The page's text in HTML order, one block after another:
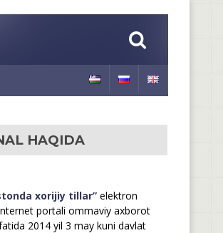
HAQIDA
xorijiy tillar”elektron
portali ommaviy axborot
2014 yil 3 may kuni davlat